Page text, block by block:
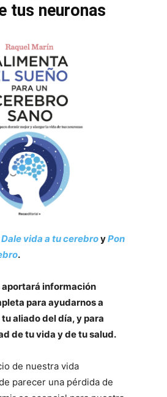
tus neuronas
Dale vida a tu cerebroyPon
.
aportará información
para ayudarnos a
aliado del día, y para
de tu vida y de tu salud.
de nuestra vida
parecer una pérdida de